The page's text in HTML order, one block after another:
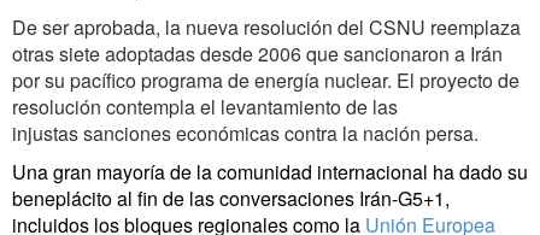
De ser aprobada, la nueva resolución del CSNU reemplaza
otras siete adoptadas desde 2006 que sancionaron a Irán
por su pacífico programa de energía nuclear. El proyecto de
resolución contempla el levantamiento de las
injustas sanciones económicas contra la nación persa.
Una gran mayoría de la comunidad internacional ha dado su
beneplácito al fin de las conversaciones Irán-G5+1,
incluidos los bloques regionales como la Unión Europea